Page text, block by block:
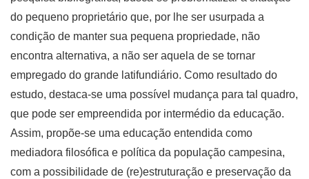
do pequeno proprietário que, por lhe ser usurpada a
condição de manter sua pequena propriedade, não
encontra alternativa, a não ser aquela de se tornar
empregado do grande latifundiário. Como resultado do
estudo, destaca-se uma possível mudança para tal quadro,
que pode ser empreendida por intermédio da educação.
Assim, propõe-se uma educação entendida como
mediadora filosófica e política da população campesina,
com a possibilidade de (re)estruturação e preservação da